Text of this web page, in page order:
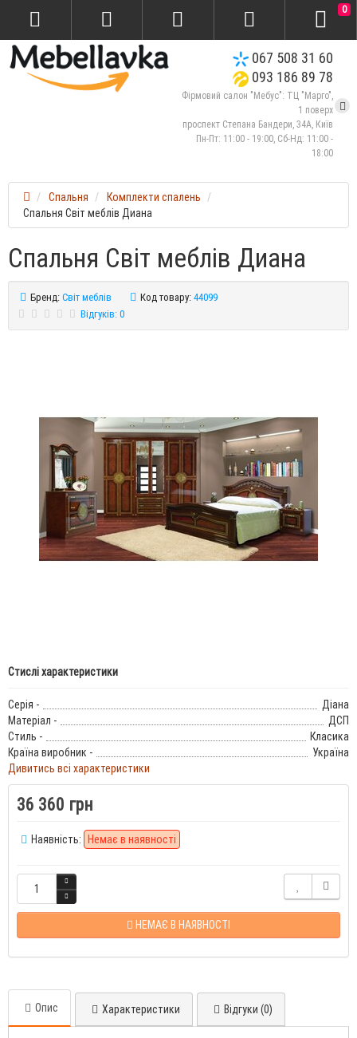
067 508 31 60
093 186 89 78
Фірмовий салон "Мебус": ТЦ "Марго",
1 поверх
проспект Степана Бандери, 34А, Київ
Пн-Пт: 11:00 - 19:00, Сб-Нд: 11:00 -
18:00
0
Спальня
Комплекти спалень
Спальня Світ меблів Диана
Спальня Світ меблів Диана
Бренд:Світ меблів Код товару:44099
Відгуків: 0
Стислі характеристики
Серія -
Діана
Матеріал -
ДСП
Стиль -
Класика
Країна виробник -
Україна
Дивитись всі характеристики
36 360 грн
Наявність: Немає в наявності
НЕМАЄ В НАЯВНОСТІ
Опис Характеристики Відгуки (0)